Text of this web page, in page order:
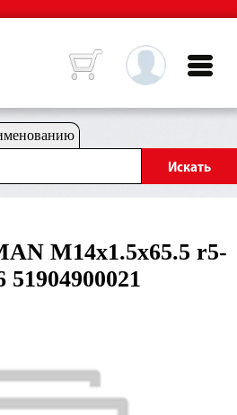
M14x1.5x65.5 r5-
51904900021